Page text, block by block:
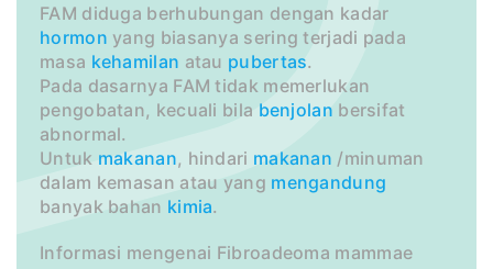
FAM diduga berhubungan dengan kadar
hormon yang biasanya sering terjadi pada
masa kehamilan atau pubertas.
Pada dasarnya FAM tidak memerlukan
pengobatan, kecuali bila benjolan bersifat
abnormal.
Untuk makanan, hindari makanan /minuman
dalam kemasan atau yang mengandung
banyak bahan kimia.
Informasi mengenai Fibroadeoma mammae